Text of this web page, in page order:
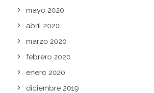
mayo 2020
abril 2020
marzo 2020
febrero 2020
enero 2020
diciembre 2019